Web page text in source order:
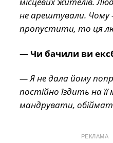
не арештували. Чому
пропустити, то ця
— Чи бачили ви
— Я не дала йому
постійно їздить на
мандрувати,
РЕКЛАМА